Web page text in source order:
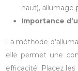
haut), allumage
Importance
La méthode
elle permet une
efficacité. Placez les